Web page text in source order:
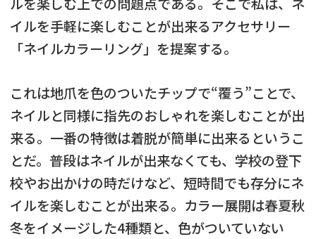
イルを手軽に楽しむことが出来るアクセサリー
「ネイルカラーリング」を提案する。
これは地爪を色のついたチップで“覆う”ことで、
ネイルと同様に指先のおしゃれを楽しむことが出
来る。一番の特徴は着脱が簡単に出来るというこ
とだ。普段はネイルが出来なくても、学校の登下
校やお出かけの時だけなど、短時間でも存分にネ
イルを楽しむことが出来る。カラー展開は春夏秋
冬をイメージした4種類と、色がついていない